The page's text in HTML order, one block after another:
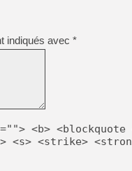
[Mo5] DOOM arrive en
[GK] Bethesda fête les 30
[GK] Roblox : l'action en
[GK] Agenda - GeForce
[LS] [PS5] ps5-y2jb-
[GK] Pourquoi Marvel
[GK] Test : Restory : Chill
[GK] GTA 6 : Rockstar
[GK] Hot Wheels Infinite
[GK] Mémoire cash -
indiqués avec *
<b> <blockquote
<s> <strike>